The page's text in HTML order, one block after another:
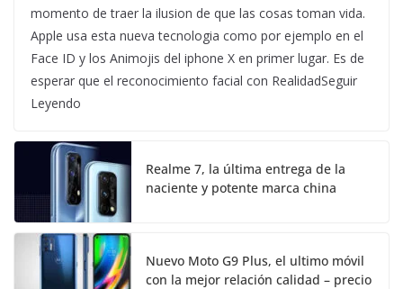
momento de traer la ilusion de que las cosas toman vida.
Apple usa esta nueva tecnologia como por ejemplo en el
Face ID y los Animojis del iphone X en primer lugar. Es de
esperar que el reconocimiento facial con RealidadSeguir
Leyendo
Realme 7, la última entrega de la
naciente y potente marca china
Nuevo Moto G9 Plus, el ultimo móvil
con la mejor relación calidad – precio